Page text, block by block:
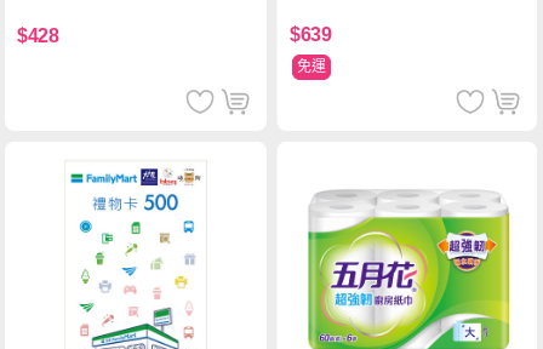
$428 $639
免運